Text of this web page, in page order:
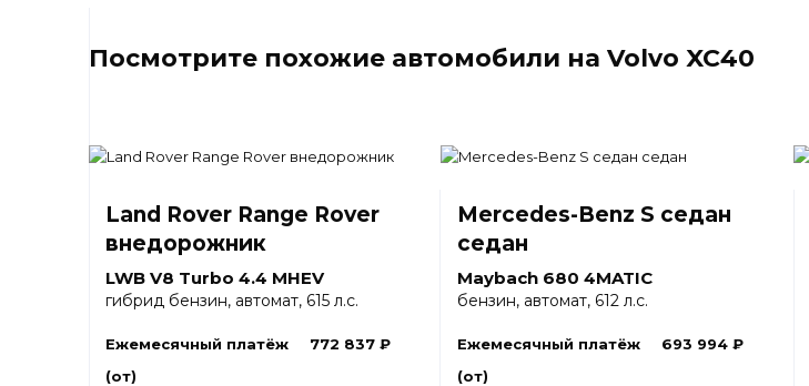
Посмотрите похожие автомобили на Volvo XC40
Land Rover Range Rover
внедорожник
LWB V8 Turbo 4.4 MHEV
гибрид бензин, автомат, 615 л.с.
Ежемесячный платёж
(от)
772 837 ₽
Mercedes-Benz S седан
седан
Maybach 680 4MATIC
бензин, автомат, 612 л.с.
Ежемесячный платёж
(от)
693 994 ₽